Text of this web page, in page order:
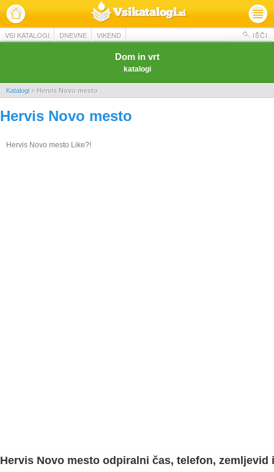
VSI KATALOGI DNEVNE VIKEND IŠČI
Dom in vrt
katalogi
Katalogi » Hervis Novo mesto
Hervis Novo mesto
Hervis Novo mesto Like?!
Hervis Novo mesto odpiralni čas, telefon, zemljevid